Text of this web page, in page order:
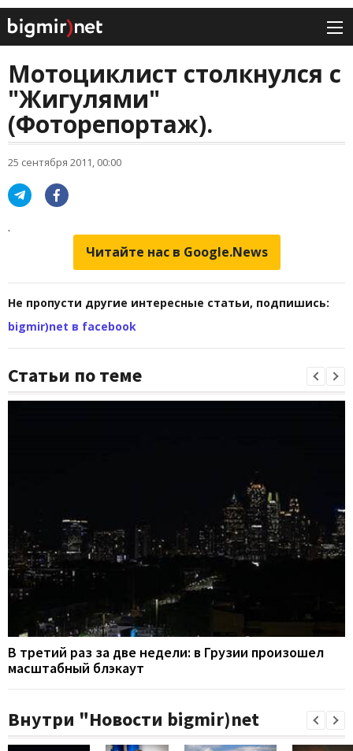
Мотоциклист столкнулся с
"Жигулями"
(Фоторепортаж).
25 сентября 2011, 00:00
.
Читайте нас в Google.News
Не пропусти другие интересные статьи, подпишись:
bigmir)net в facebook
Статьи по теме
В третий раз за две недели: в Грузии произошел
масштабный блэкаут
Внутри "Новости bigmir)net